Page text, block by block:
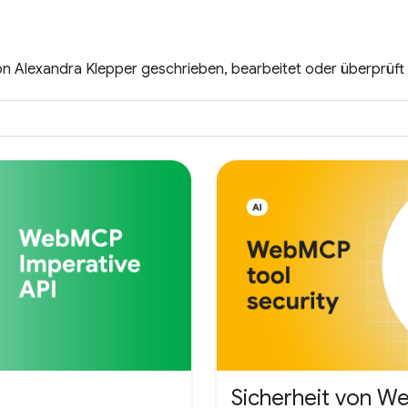
Alexandra Klepper geschrieben, bearbeitet oder
Sicherheit von